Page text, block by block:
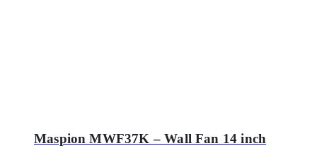
Maspion MWF37K – Wall Fan 14 inch